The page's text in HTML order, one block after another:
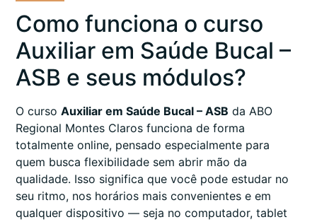
Como funciona o curso
Auxiliar em Saúde Bucal –
ASB e seus módulos?
O curso Auxiliar em Saúde Bucal – ASB da ABO
Regional Montes Claros funciona de forma
totalmente online, pensado especialmente para
quem busca flexibilidade sem abrir mão da
qualidade. Isso significa que você pode estudar no
seu ritmo, nos horários mais convenientes e em
qualquer dispositivo — seja no computador, tablet